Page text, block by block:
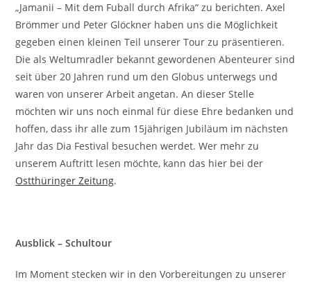
„Jamanii – Mit dem Fuball durch Afrika“ zu berichten. Axel
Brömmer und Peter Glöckner haben uns die Möglichkeit
gegeben einen kleinen Teil unserer Tour zu präsentieren.
Die als Weltumradler bekannt gewordenen Abenteurer sind
seit über 20 Jahren rund um den Globus unterwegs und
waren von unserer Arbeit angetan. An dieser Stelle
möchten wir uns noch einmal für diese Ehre bedanken und
hoffen, dass ihr alle zum 15jährigen Jubiläum im nächsten
Jahr das Dia Festival besuchen werdet. Wer mehr zu
unserem Auftritt lesen möchte, kann das hier bei der
Ostthüringer Zeitung.
Ausblick – Schultour
Im Moment stecken wir in den Vorbereitungen zu unserer